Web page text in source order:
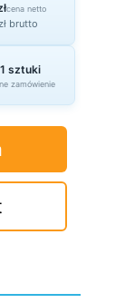
cena netto
brutto
sztuki
zamówienie